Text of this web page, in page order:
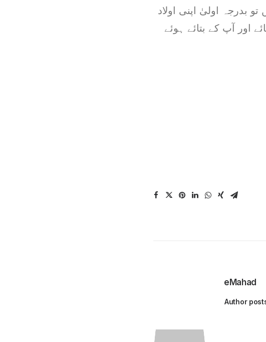
بدرجہ اولیٰ اپنی اولاد
اور آپ کے بتائے ہوئے
eMahad
Author